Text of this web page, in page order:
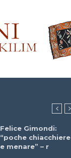
Felice Gimondi:
“poche chiacchiere
e menare” – r